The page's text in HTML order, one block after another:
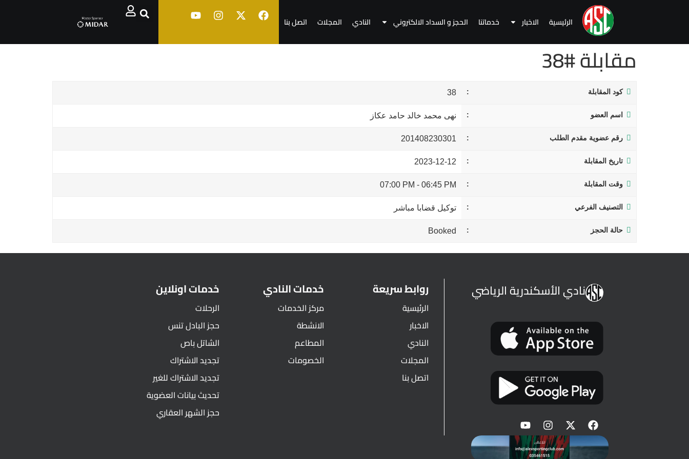
الرئيسية الاخبار خدماتنا الحجز و السداد الالكتروني النادي المجلات اتصل بنا
مقابلة #38
كود المقابلة 38
اسم العضو نهى محمد خالد حامد عكاز
رقم عضوية مقدم الطلب 201408230301
تاريخ المقابلة 2023-12-12
وقت المقابلة 06:45 PM
-
07:00 PM
التصنيف الفرعي توكيل قضابا مباشر
حالة الحجز Booked
نادي الأسكندرية الرياضي روابط سريعة
الرئيسية
الاخبار
النادي
المجلات
اتصل بنا
خدمات النادي
مركز الخدمات
الانشطة
المطاعم
الخصومات
خدمات اونلاين
الرحلات
حجز البادل تنس
الشاتل باص
تجديد الاشتراك
تجديد الاشتراك للغير
تحديث بيانات العضوية
حجز الشهر العقاري